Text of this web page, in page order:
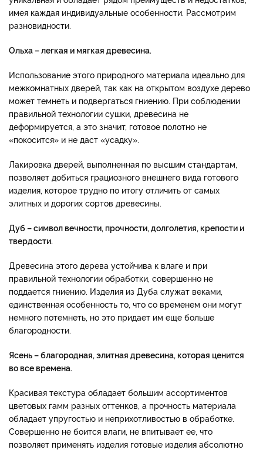
имея каждая индивидуальные особенности. Рассмотрим
разновидности.
Ольха – легкая и мягкая древесина.
Использование этого природного материала идеально для
межкомнатных дверей, так как на открытом воздухе дерево
может темнеть и подвергаться гниению. При соблюдении
правильной технологии сушки, древесина не
деформируется, а это значит, готовое полотно не
«покосится» и не даст «усадку».
Лакировка дверей, выполненная по высшим стандартам,
позволяет добиться грациозного внешнего вида готового
изделия, которое трудно по итогу отличить от самых
элитных и дорогих сортов древесины.
Дуб – символ вечности, прочности, долголетия, крепости и
твердости.
Древесина этого дерева устойчива к влаге и при
правильной технологии обработки, совершенно не
поддается гниению. Изделия из Дуба служат веками,
единственная особенность то, что со временем они могут
немного потемнеть, но это придает им еще больше
благородности.
Ясень – благородная, элитная древесина, которая ценится
во все времена.
Красивая текстура обладает большим ассортиментов
цветовых гамм разных оттенков, а прочность материала
обладает упругостью и неприхотливостью в обработке.
Совершенно не боится влаги, не впитывает ее, что
позволяет применять изделия готовые изделия абсолютно